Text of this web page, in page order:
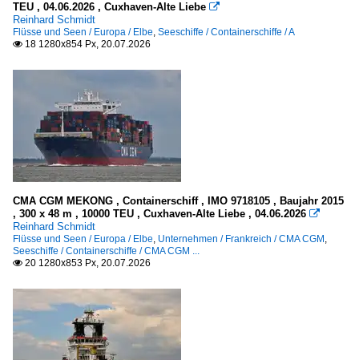
Landungsfahrzeuge
Niederlande
Deutschland
Schnell-/ Patrouillenboote
Frankreich
Vereinigtes Königreich
Segelschulschiffe
Niederlande
Deutschland
Niederlande
Russland
TEU , 04.06.2026 , Cuxhaven-Alte Liebe 
Reinhard Schmidt
Flüsse und Seen / Europa / Elbe, Seeschiffe / Containerschiffe / A
 18 1280x854 Px, 20.07.2026
CMA CGM MEKONG , Containerschiff , IMO 9718105 , Baujahr 2015
, 300 x 48 m , 10000 TEU , Cuxhaven-Alte Liebe , 04.06.2026 
Reinhard Schmidt
Flüsse und Seen / Europa / Elbe, Unternehmen / Frankreich / CMA CGM ,
Seeschiffe / Containerschiffe / CMA CGM ...
 20 1280x853 Px, 20.07.2026